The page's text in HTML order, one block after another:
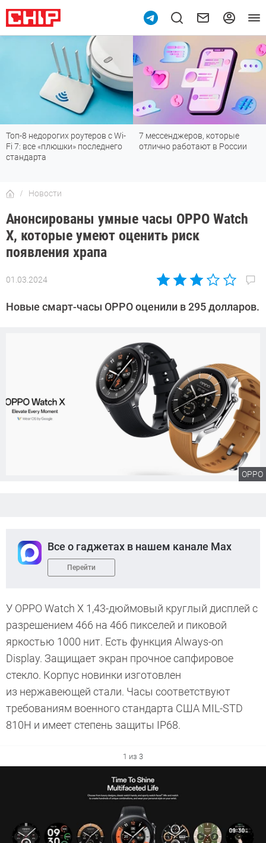
Топ-8 недорогих роутеров с Wi-
Fi 7: все «плюшки» последнего
стандарта
7 мессенджеров, которые
отлично работают в России
Новости
Анонсированы умные часы OPPO Watch
X, которые умеют оценить риск
появления храпа
01.03.2024
Автор:
Калашников
Новые смарт-часы OPPO оценили в 295 долларов.
OPPO
Все о гаджетах в нашем канале Max
Перейти
У OPPO Watch X 1,43-дюймовый круглый дисплей с
разрешением 466 на 466 пикселей и пиковой
яркостью 1000 нит. Есть функция Always-on
Display. Защищает экран прочное сапфировое
стекло. Корпус новинки изготовлен
из нержавеющей стали. Часы соответствуют
требованиям военного стандарта США MIL-STD
810H и имеет степень защиты IP68.
1 из 3